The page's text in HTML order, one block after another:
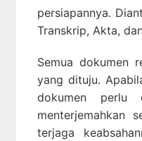
persiapannya.
Transkrip, Akta,
Semua dokumen
yang dituju.
dokumen perlu
menterjemahkan
terjaga